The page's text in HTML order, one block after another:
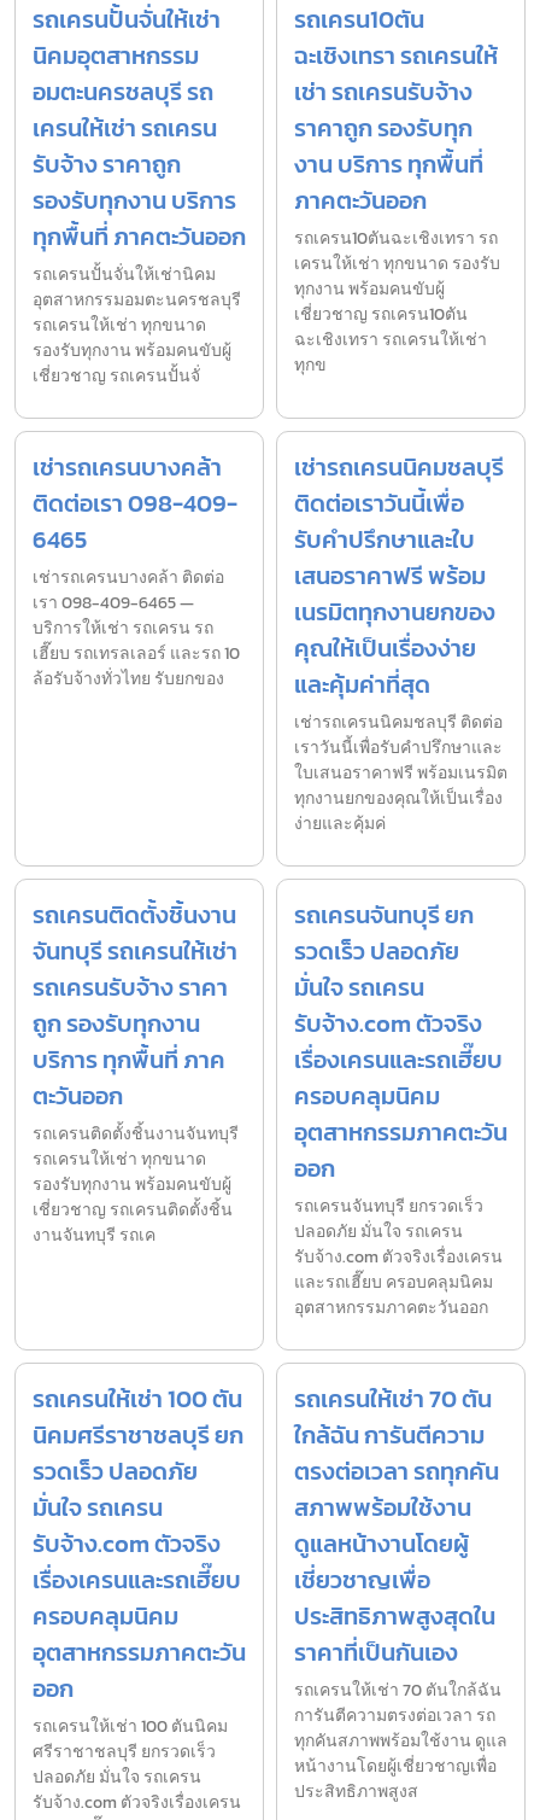
รถเครนปั้นจั่นให้เช่า
นิคมอุตสาหกรรม
อมตะนครชลบุรี รถ
เครนให้เช่า รถเครน
รับจ้าง ราคาถูก
รองรับทุกงาน บริการ
ทุกพื้นที่ ภาคตะวันออก
รถเครนปั้นจั่นให้เช่านิคม
อุตสาหกรรมอมตะนครชลบุรี
รถเครนให้เช่า ทุกขนาด
รองรับทุกงาน พร้อมคนขับผู้
เชี่ยวชาญ รถเครนปั้นจั่
รถเครน10ตัน
ฉะเชิงเทรา รถเครนให้
เช่า รถเครนรับจ้าง
ราคาถูก รองรับทุก
งาน บริการ ทุกพื้นที่
ภาคตะวันออก
รถเครน10ตันฉะเชิงเทรา รถ
เครนให้เช่า ทุกขนาด รองรับ
ทุกงาน พร้อมคนขับผู้
เชี่ยวชาญ รถเครน10ตัน
ฉะเชิงเทรา รถเครนให้เช่า
ทุกข
เช่ารถเครนบางคล้า
ติดต่อเรา 098-409-
6465
เช่ารถเครนบางคล้า ติดต่อ
เรา 098-409-6465 —
บริการให้เช่า รถเครน รถ
เฮี๊ยบ รถเทรลเลอร์ และรถ 10
ล้อรับจ้างทั่วไทย รับยกของ
เช่ารถเครนนิคมชลบุรี
ติดต่อเราวันนี้เพื่อ
รับคำปรึกษาและใบ
เสนอราคาฟรี พร้อม
เนรมิตทุกงานยกของ
คุณให้เป็นเรื่องง่าย
และคุ้มค่าที่สุด
เช่ารถเครนนิคมชลบุรี ติดต่อ
เราวันนี้เพื่อรับคำปรึกษาและ
ใบเสนอราคาฟรี พร้อมเนรมิต
ทุกงานยกของคุณให้เป็นเรื่อง
ง่ายและคุ้มค่
รถเครนติดตั้งชิ้นงาน
จันทบุรี รถเครนให้เช่า
รถเครนรับจ้าง ราคา
ถูก รองรับทุกงาน
บริการ ทุกพื้นที่ ภาค
ตะวันออก
รถเครนติดตั้งชิ้นงานจันทบุรี
รถเครนให้เช่า ทุกขนาด
รองรับทุกงาน พร้อมคนขับผู้
เชี่ยวชาญ รถเครนติดตั้งชิ้น
งานจันทบุรี รถเค
รถเครนจันทบุรี ยก
รวดเร็ว ปลอดภัย
มั่นใจ รถเครน
รับจ้าง.com ตัวจริง
เรื่องเครนและรถเฮี๊ยบ
ครอบคลุมนิคม
อุตสาหกรรมภาคตะวัน
ออก
รถเครนจันทบุรี ยกรวดเร็ว
ปลอดภัย มั่นใจ รถเครน
รับจ้าง.com ตัวจริงเรื่องเครน
และรถเฮี๊ยบ ครอบคลุมนิคม
อุตสาหกรรมภาคตะวันออก
รถเครนให้เช่า 100 ตัน
นิคมศรีราชาชลบุรี ยก
รวดเร็ว ปลอดภัย
มั่นใจ รถเครน
รับจ้าง.com ตัวจริง
เรื่องเครนและรถเฮี๊ยบ
ครอบคลุมนิคม
อุตสาหกรรมภาคตะวัน
ออก
รถเครนให้เช่า 100 ตันนิคม
ศรีราชาชลบุรี ยกรวดเร็ว
ปลอดภัย มั่นใจ รถเครน
รับจ้าง.com ตัวจริงเรื่องเครน
รถเครนให้เช่า 70 ตัน
ใกล้ฉัน การันตีความ
ตรงต่อเวลา รถทุกคัน
สภาพพร้อมใช้งาน
ดูแลหน้างานโดยผู้
เชี่ยวชาญเพื่อ
ประสิทธิภาพสูงสุดใน
ราคาที่เป็นกันเอง
รถเครนให้เช่า 70 ตันใกล้ฉัน
การันตีความตรงต่อเวลา รถ
ทุกคันสภาพพร้อมใช้งาน ดูแล
หน้างานโดยผู้เชี่ยวชาญเพื่อ
ประสิทธิภาพสูงส